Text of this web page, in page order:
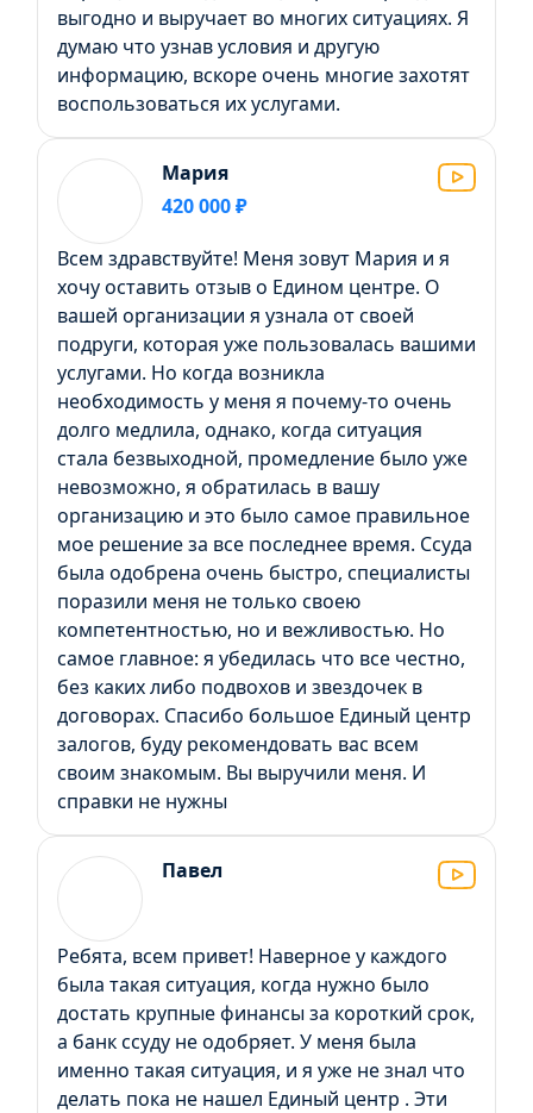
выгодно и выручает во многих ситуациях. Я
думаю что узнав условия и другую
информацию, вскоре очень многие захотят
воспользоваться их услугами.
Мария
420 000 ₽
Всем здравствуйте! Меня зовут Мария и я
хочу оставить отзыв о Едином центре. О
вашей организации я узнала от своей
подруги, которая уже пользовалась вашими
услугами. Но когда возникла
необходимость у меня я почему-то очень
долго медлила, однако, когда ситуация
стала безвыходной, промедление было уже
невозможно, я обратилась в вашу
организацию и это было самое правильное
мое решение за все последнее время. Ссуда
была одобрена очень быстро, специалисты
поразили меня не только своею
компетентностью, но и вежливостью. Но
самое главное: я убедилась что все честно,
без каких либо подвохов и звездочек в
договорах. Спасибо большое Единый центр
залогов, буду рекомендовать вас всем
своим знакомым. Вы выручили меня. И
справки не нужны
Павел
Ребята, всем привет! Наверное у каждого
была такая ситуация, когда нужно было
достать крупные финансы за короткий срок,
а банк ссуду не одобряет. У меня была
именно такая ситуация, и я уже не знал что
делать пока не нашел Единый центр . Эти